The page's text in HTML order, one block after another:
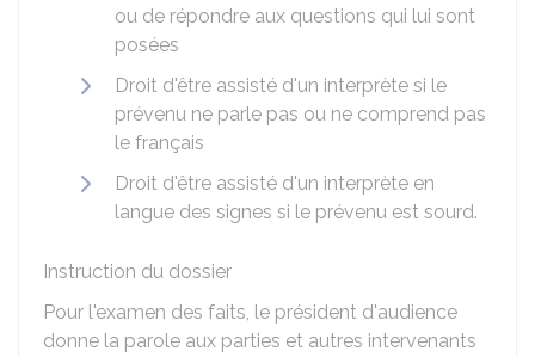
ou de répondre aux questions qui lui sont
posées
Droit d'être assisté d'un interprète si le
prévenu ne parle pas ou ne comprend pas
le français
Droit d'être assisté d'un interprète en
langue des signes si le prévenu est sourd.
Instruction du dossier
Pour l'examen des faits, le président d'audience
donne la parole aux parties et autres intervenants